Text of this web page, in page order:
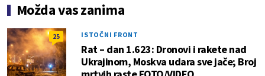
Možda vas zanima
25 ISTOČNI FRONT
Rat – dan 1.623: Dronovi i rakete nad
Ukrajinom, Moskva udara sve jače; Broj